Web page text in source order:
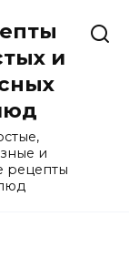
и
и
рецепты